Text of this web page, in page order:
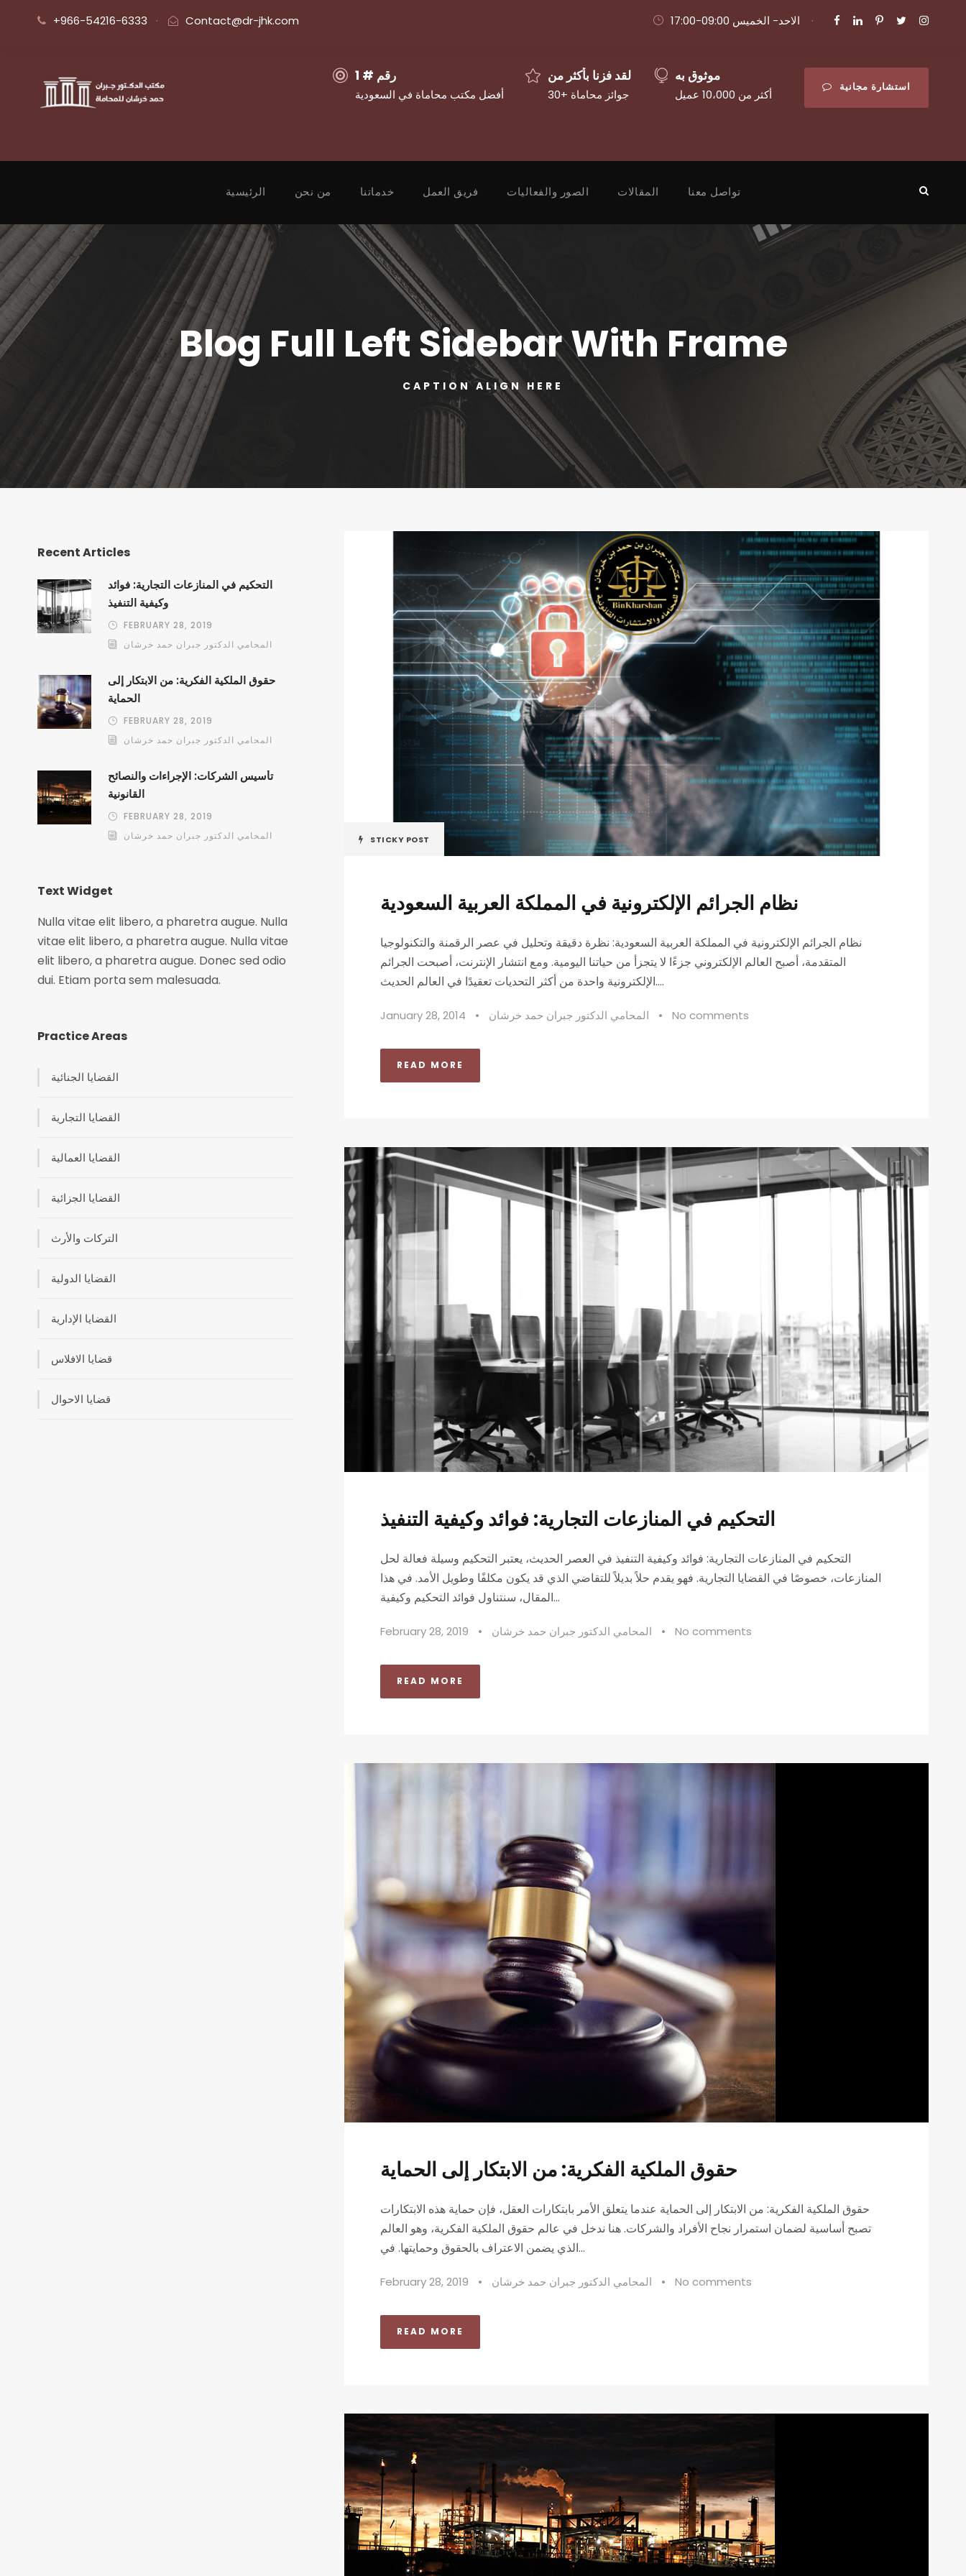
+966-54216-6333 · Contact@dr-jhk.com ·
رقم # 1
أفضل مكتب محاماة في السعودية
لقد فزنا بأكثر من
30+ جوائز محاماة
موثوق به
أكثر من 10،000 عميل
استشارة مجانية
الرئيسية من نحن خدماتنا فريق العمل الصور والفعاليات المقالات تواصل معنا
Blog Full Left Sidebar With Frame
CAPTION ALIGN HERE
STICKY POST
نظام الجرائم الإلكترونية في المملكة العربية السعودية
نظام الجرائم الإلكترونية في المملكة العربية السعودية: نظرة دقيقة وتحليل في عصر الرقمنة والتكنولوجيا
المتقدمة، أصبح العالم الإلكتروني جزءًا لا يتجزأ من حياتنا اليومية. ومع انتشار الإنترنت، أصبحت الجرائم
الإلكترونية واحدة من أكثر التحديات تعقيدًا في العالم الحديث....
January 28, 2014 • المحامي الدكتور جبران حمد خرشان • No comments
READ MORE
التحكيم في المنازعات التجارية: فوائد وكيفية التنفيذ
التحكيم في المنازعات التجارية: فوائد وكيفية التنفيذ في العصر الحديث، يعتبر التحكيم وسيلة فعالة لحل
المنازعات، خصوصًا في القضايا التجارية. فهو يقدم حلاً بديلاً للتقاضي الذي قد يكون مكلفًا وطويل الأمد. في هذا
المقال، سنتناول فوائد التحكيم وكيفية...
February 28, 2019 • المحامي الدكتور جبران حمد خرشان • No comments
READ MORE
حقوق الملكية الفكرية: من الابتكار إلى الحماية
حقوق الملكية الفكرية: من الابتكار إلى الحماية عندما يتعلق الأمر بابتكارات العقل، فإن حماية هذه الابتكارات
تصبح أساسية لضمان استمرار نجاح الأفراد والشركات. هنا ندخل في عالم حقوق الملكية الفكرية، وهو العالم
الذي يضمن الاعتراف بالحقوق وحمايتها. في...
February 28, 2019 • المحامي الدكتور جبران حمد خرشان • No comments
READ MORE
Recent Articles
التحكيم في المنازعات التجارية: فوائد
وكيفية التنفيذ
FEBRUARY 28, 2019
المحامي الدكتور جبران حمد خرشان
حقوق الملكية الفكرية: من الابتكار إلى
الحماية
FEBRUARY 28, 2019
المحامي الدكتور جبران حمد خرشان
تأسيس الشركات: الإجراءات والنصائح
القانونية
FEBRUARY 28, 2019
المحامي الدكتور جبران حمد خرشان
Text Widget
Nulla vitae elit libero, a pharetra augue. Nulla
vitae elit libero, a pharetra augue. Nulla vitae
elit libero, a pharetra augue. Donec sed odio
dui. Etiam porta sem malesuada.
Practice Areas
القضايا الجنائية
القضايا التجارية
القضايا العمالية
القضايا الجزائية
التركات والأرث
القضايا الدولية
القضايا الإدارية
قضايا الافلاس
قضايا الاحوال